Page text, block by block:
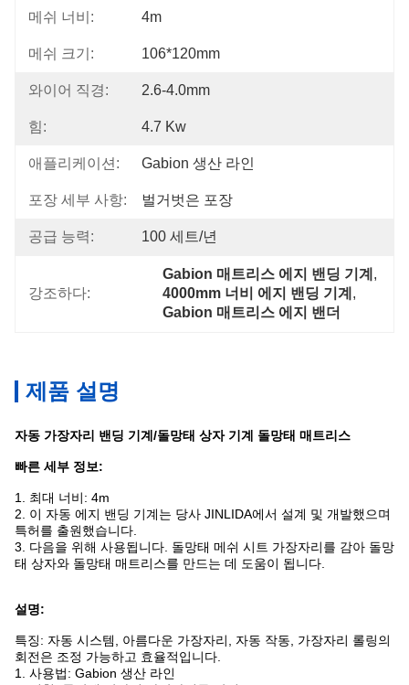
메쉬 너비: 4m
메쉬 크기: 106*120mm
와이어 직경: 2.6-4.0mm
힘: 4.7 Kw
애플리케이션: Gabion 생산 라인
포장 세부 사항: 벌거벗은 포장
공급 능력: 100 세트/년
강조하다:
Gabion 매트리스 에지 밴딩 기계
4000mm 너비 에지 밴딩 기계 ,
Gabion 매트리스 에지 밴더
제품 설명
자동 가장자리 밴딩 기계/돌망태 상자 기계 돌망태 매트리스
빠른 세부 정보:
1. 최대 너비: 4m
2. 이 자동 에지 밴딩 기계는 당사 JINLIDA에서 설계 및 개발했으며
특허를 출원했습니다.
3. 다음을 위해 사용됩니다. 돌망태 메쉬 시트 가장자리를 감아 돌망
태 상자와 돌망태 매트리스를 만드는 데 도움이 됩니다.
설명:
특징: 자동 시스템, 아름다운 가장자리, 자동 작동, 가장자리 롤링의
회전은 조정 가능하고 효율적입니다.
1. 사용법: Gabion 생산 라인